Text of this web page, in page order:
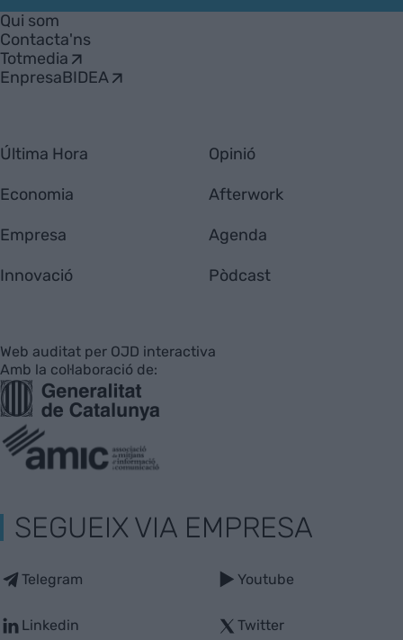
Empresa
Qui som
Contacta'ns
Totmedia
EnpresaBIDEA
Última Hora
Economia
Empresa
Innovació
Opinió
Afterwork
Agenda
Pòdcast
Web auditat per OJD interactiva
Amb la col·laboració de:
SEGUEIX VIA EMPRESA
Telegram
Linkedin
Youtube
Twitter